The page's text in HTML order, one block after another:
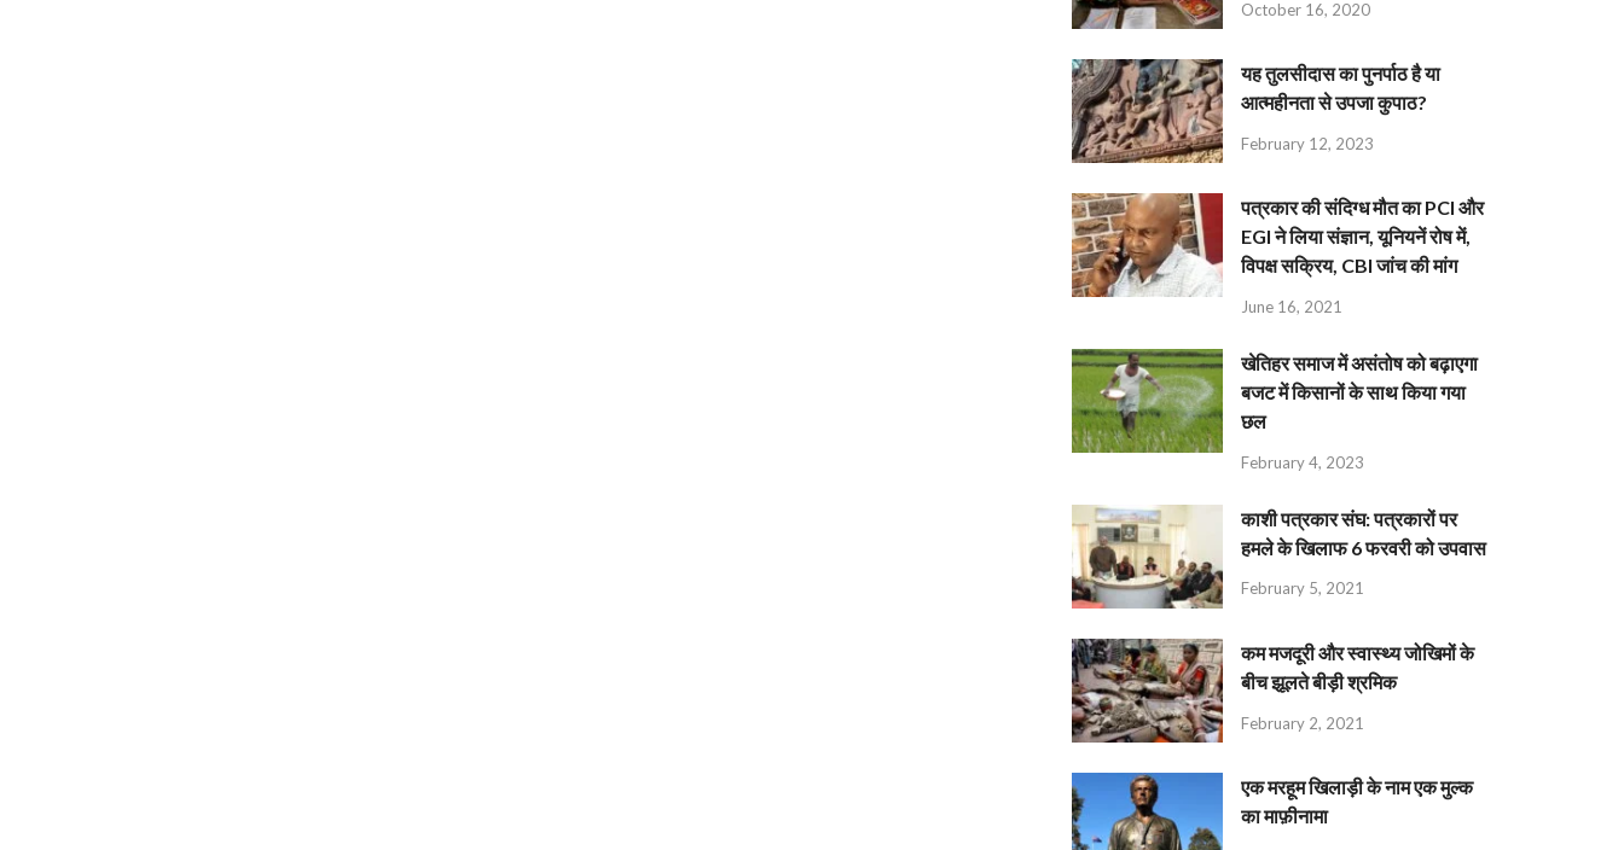
October 16, 2020
यह तुलसीदास का पुनर्पाठ है या
आत्महीनता से उपजा कुपाठ?
February 12, 2023
पत्रकार की संदिग्ध मौत का PCI और
EGI ने लिया संज्ञान, यूनियनें रोष में,
विपक्ष सक्रिय, CBI जांच की मांग
June 16, 2021
खेतिहर समाज में असंतोष को बढ़ाएगा
बजट में किसानों के साथ किया गया
छल
February 4, 2023
काशी पत्रकार संघ: पत्रकारों पर
हमले के खिलाफ 6 फरवरी को उपवास
February 5, 2021
कम मजदूरी और स्वास्थ्य जोखिमों के
बीच झूलते बीड़ी श्रमिक
February 2, 2021
एक मरहूम खिलाड़ी के नाम एक मुल्क
का माफ़ीनामा